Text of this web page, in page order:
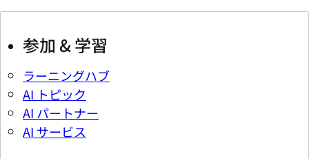
参加 & 学習
ラーニングハブ
AI トピック
AI パートナー
AI サービス